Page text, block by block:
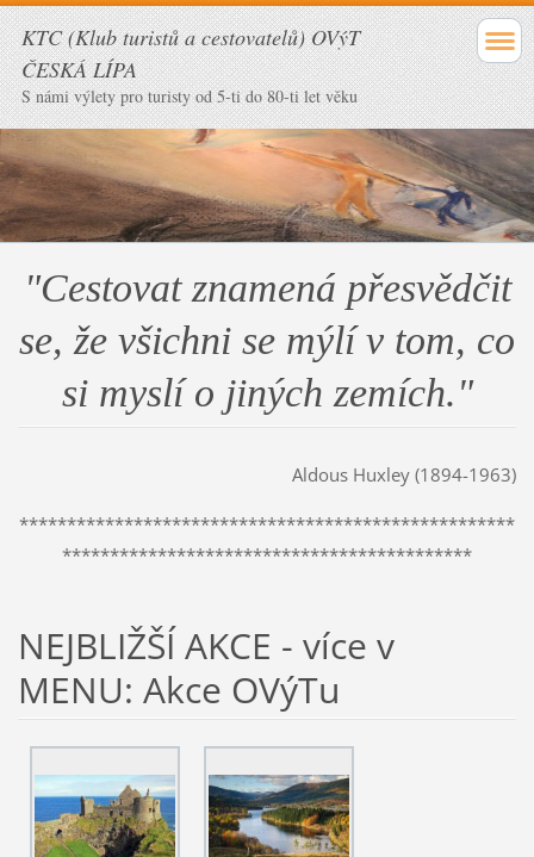
KTC (Klub turistů a cestovatelů) OVýT
ČESKÁ LÍPA
S námi výlety pro turisty od 5-ti do 80-ti let věku
"Cestovat znamená přesvědčit
se, že všichni se mýlí v tom, co
si myslí o jiných zemích."
Aldous Huxley (1894-1963)
****************************************************
*******************************************
NEJBLIŽŠÍ AKCE - více v
MENU: Akce OVýTu